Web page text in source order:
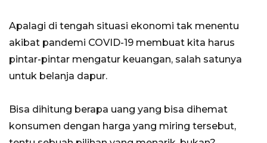
Apalagi di tengah situasi ekonomi tak menentu
akibat pandemi COVID-19 membuat kita harus
pintar-pintar mengatur keuangan, salah satunya
untuk belanja dapur.
Bisa dihitung berapa uang yang bisa dihemat
konsumen dengan harga yang miring tersebut,